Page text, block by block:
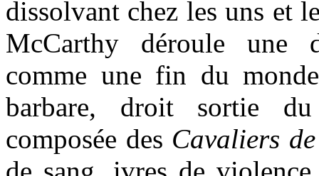
dissolvant chez les uns et
McCarthy déroule une
comme une fin du
barbare, droit sortie
composée des Cavaliers